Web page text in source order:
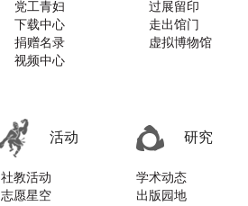
党工青妇
下载中心
捐赠名录
视频中心
过展留印
走出馆门
虚拟博物馆
活动
社教活动
志愿星空
研究
学术动态
出版园地